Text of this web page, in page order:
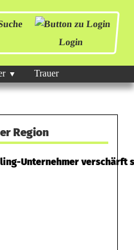
Login
Trauer
Region